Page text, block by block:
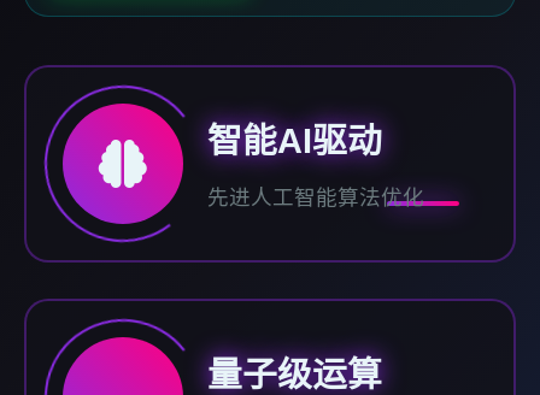
智能AI驱动
先进人工智能算法优化
量子级运算